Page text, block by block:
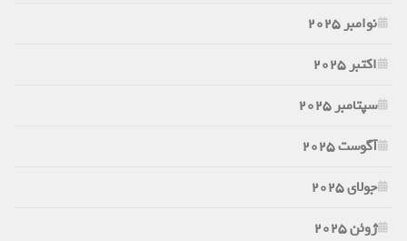
نوامبر 2025
اکتبر 2025
سپتامبر 2025
آگوست 2025
جولای 2025
ژوئن 2025